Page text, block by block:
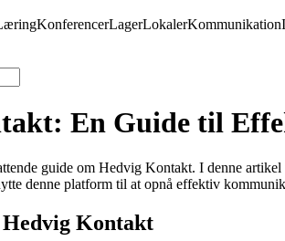
KonferencerLagerLokalerKommunikation
En Guide til
guide om Hedvig Kontakt. I denne
denne platform til at opnå effektiv
Kontakt